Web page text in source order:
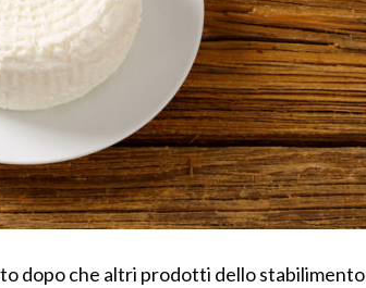
dopo che altri prodotti dello stabilimento